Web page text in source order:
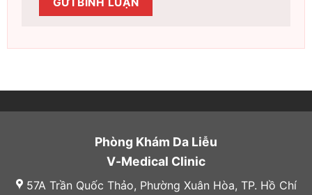
Phòng Khám Da Liễu
V-Medical Clinic
57A Trần Quốc Thảo, Phường Xuân Hòa, TP. Hồ Chí